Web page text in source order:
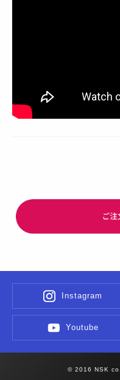
Instagram
Youtube
© 2016 NSK